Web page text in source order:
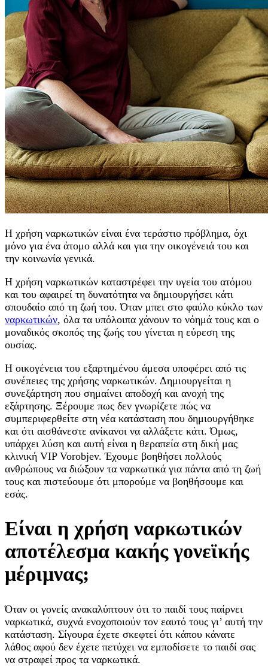
Η χρήση ναρκωτικών είναι ένα τεράστιο πρόβλημα, όχι
μόνο για ένα άτομο αλλά και για την οικογένειά του και
την κοινωνία γενικά.
Η χρήση ναρκωτικών καταστρέφει την υγεία του ατόμου
και του αφαιρεί τη δυνατότητα να δημιουργήσει κάτι
σπουδαίο από τη ζωή του. Όταν μπει στο φαύλο κύκλο των
ναρκωτικών, όλα τα υπόλοιπα χάνουν το νόημά τους και ο
μοναδικός σκοπός της ζωής του γίνεται η εύρεση της
ουσίας.
Η οικογένεια του εξαρτημένου άμεσα υποφέρει από τις
συνέπειες της χρήσης ναρκωτικών. Δημιουργείται η
συνεξάρτηση που σημαίνει αποδοχή και ανοχή της
εξάρτησης. Ξέρουμε πως δεν γνωρίζετε πώς να
συμπεριφερθείτε στη νέα κατάσταση που δημιουργήθηκε
και ότι αισθάνεστε ανίκανοι να αλλάξετε κάτι. Όμως,
υπάρχει λύση και αυτή είναι η θεραπεία στη δική μας
κλινική VIP Vorobjev. Έχουμε βοηθήσει πολλούς
ανθρώπους να διώξουν τα ναρκωτικά για πάντα από τη ζωή
τους και πιστεύουμε ότι μπορούμε να βοηθήσουμε και
εσάς.
Είναι η χρήση ναρκωτικών
αποτέλεσμα κακής γονεϊκής
μέριμνας;
Όταν οι γονείς ανακαλύπτουν ότι το παιδί τους παίρνει
ναρκωτικά, συχνά ενοχοποιούν τον εαυτό τους γι’ αυτή την
κατάσταση. Σίγουρα έχετε σκεφτεί ότι κάπου κάνατε
λάθος αφού δεν έχετε πετύχει να εμποδίσετε το παιδί σας
να στραφεί προς τα ναρκωτικά.